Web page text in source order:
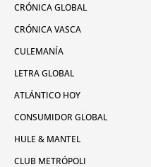
CRÓNICA GLOBAL
CRÓNICA VASCA
CULEMANÍA
LETRA GLOBAL
ATLÁNTICO HOY
CONSUMIDOR GLOBAL
HULE & MANTEL
CLUB METRÓPOLI